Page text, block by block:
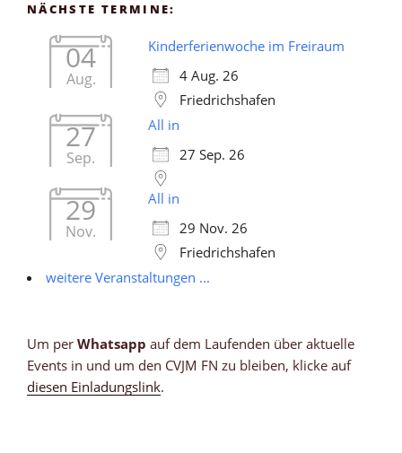
NÄCHSTE TERMINE:
04
Aug.
Kinderferienwoche im Freiraum
4 Aug. 26
Friedrichshafen
27
Sep.
All in
27 Sep. 26
29
Nov.
All in
29 Nov. 26
Friedrichshafen
weitere Veranstaltungen ...
Um per Whatsapp auf dem Laufenden über aktuelle
Events in und um den CVJM FN zu bleiben, klicke auf
diesen Einladungslink.